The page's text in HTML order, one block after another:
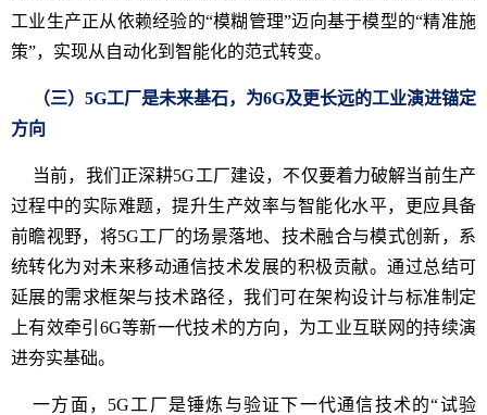
工业生产正从依赖经验的“模糊管理”迈向基于模型的“精准施
策”，实现从自动化到智能化的范式转变。
（三）5G工厂是未来基石，为6G及更长远的工业演进锚定
方向
当前，我们正深耕5G工厂建设，不仅要着力破解当前生产
过程中的实际难题，提升生产效率与智能化水平，更应具备
前瞻视野，将5G工厂的场景落地、技术融合与模式创新，系
统转化为对未来移动通信技术发展的积极贡献。通过总结可
延展的需求框架与技术路径，我们可在架构设计与标准制定
上有效牵引6G等新一代技术的方向，为工业互联网的持续演
进夯实基础。
一方面，5G工厂是锤炼与验证下一代通信技术的“试验